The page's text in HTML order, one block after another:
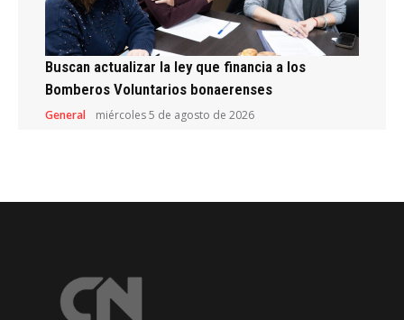
Buscan actualizar la ley que financia a los
Bomberos Voluntarios bonaerenses
General miércoles 5 de agosto de 2026